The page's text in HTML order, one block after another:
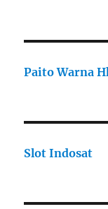
Paito Warna
Slot Indosat